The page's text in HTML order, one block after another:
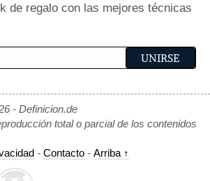
de regalo con las mejores técnicas
- Definicion.de
total o parcial de los contenidos
- Contacto - Arriba ↑